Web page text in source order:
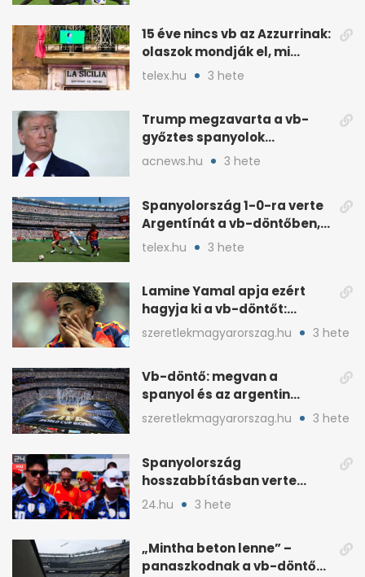
15 éve nincs vb az Azzurrinak:
olaszok mondják el, mi
romlott el
telex.hu 3 hete
Trump megzavarta a vb-
győztes spanyolok
ünneplését a trófeaátadón
acnews.hu 3 hete
Spanyolország 1-0-ra verte
Argentínát a vb-döntőben,
hosszabbításban
telex.hu 3 hete
Lamine Yamal apja ezért
hagyja ki a vb-döntőt:
otthonról szurkol
szeretlekmagyarorszag.hu 3 hete
Vb-döntő: megvan a
spanyol és az argentin
kezdő, Montiel bekerült
szeretlekmagyarorszag.hu 3 hete
Spanyolország
hosszabbításban verte
Argentínát: Ferran Torres
24.hu 3 hete
„Mintha beton lenne” –
panaszkodnak a vb-döntő